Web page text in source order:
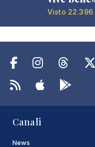
Visto 22.396
Canali
News